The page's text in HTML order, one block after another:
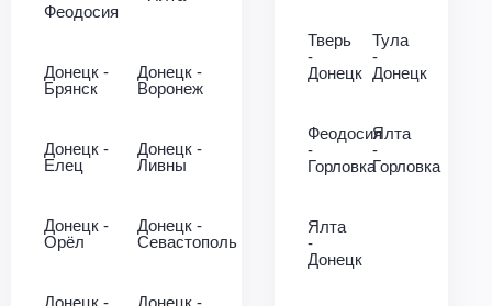
Феодосия
Донецк -
Брянск
Донецк -
Воронеж
Донецк -
Елец
Донецк -
Ливны
Донецк -
Орёл
Донецк -
Севастополь
Донецк -
Донецк -
Тверь
-
Донецк
Тула
-
Донецк
Феодосия
-
Горловка
Ялта
-
Горловка
Ялта
-
Донецк